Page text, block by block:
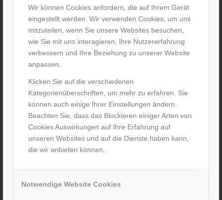
Wir können Cookies anfordern, die auf Ihrem Gerät
eingestellt werden. Wir verwenden Cookies, um uns
mitzuteilen, wenn Sie unsere Websites besuchen,
wie Sie mit uns interagieren, Ihre Nutzererfahrung
verbessern und Ihre Beziehung zu unserer Website
anpassen.
Klicken Sie auf die verschiedenen
Kategorienüberschriften, um mehr zu erfahren. Sie
können auch einige Ihrer Einstellungen ändern.
Beachten Sie, dass das Blockieren einiger Arten von
Cookies Auswirkungen auf Ihre Erfahrung auf
unseren Websites und auf die Dienste haben kann,
die wir anbieten können.
Notwendige Website Cookies